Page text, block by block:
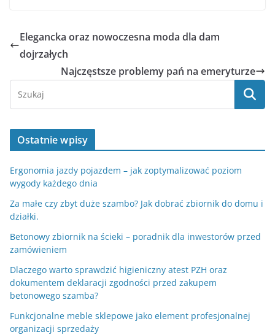
Elegancka oraz nowoczesna moda dla dam
dojrzałych
Najczęstsze problemy pań na emeryturze
Ostatnie wpisy
Ergonomia jazdy pojazdem – jak zoptymalizować poziom
wygody każdego dnia
Za małe czy zbyt duże szambo? Jak dobrać zbiornik do domu i
działki.
Betonowy zbiornik na ścieki – poradnik dla inwestorów przed
zamówieniem
Dlaczego warto sprawdzić higieniczny atest PZH oraz
dokumentem deklaracji zgodności przed zakupem
betonowego szamba?
Funkcjonalne meble sklepowe jako element profesjonalnej
organizacji sprzedaży